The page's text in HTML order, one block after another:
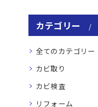
カテゴリー
全てのカテゴリー
カビ取り
カビ検査
リフォーム